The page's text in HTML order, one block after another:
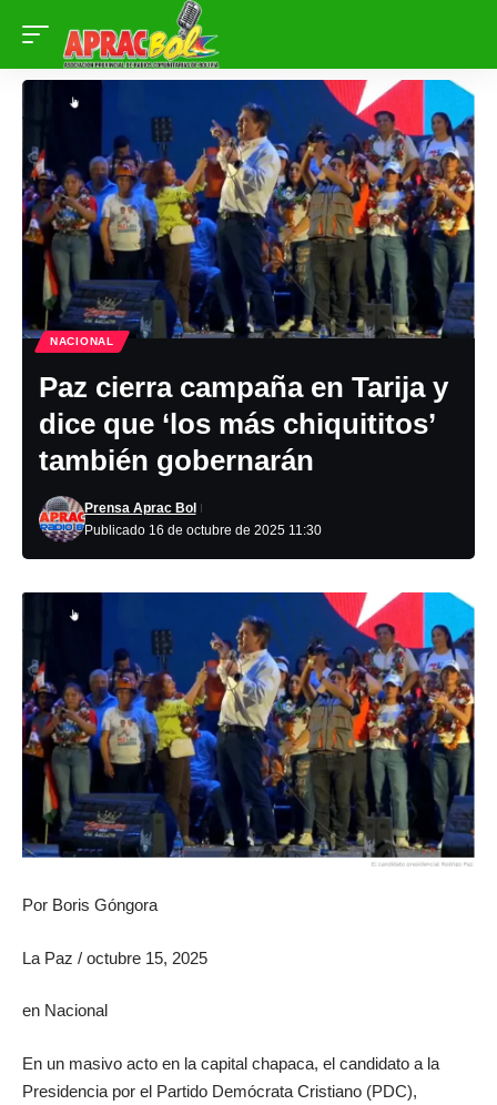
NACIONAL
Paz cierra campaña en Tarija y
dice que ‘los más chiquititos’
también gobernarán
Publicado 16 de octubre de 2025 11:30
Prensa Aprac Bol
Por Boris Góngora
La Paz / octubre 15, 2025
en Nacional
En un masivo acto en la capital chapaca, el candidato a la
Presidencia por el Partido Demócrata Cristiano (PDC),